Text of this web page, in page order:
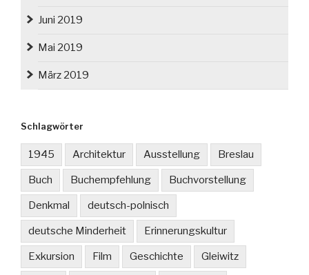
Juni 2019
Mai 2019
März 2019
Schlagwörter
1945 Architektur Ausstellung Breslau
Buch Buchempfehlung Buchvorstellung
Denkmal deutsch-polnisch
deutsche Minderheit Erinnerungskultur
Exkursion Film Geschichte Gleiwitz